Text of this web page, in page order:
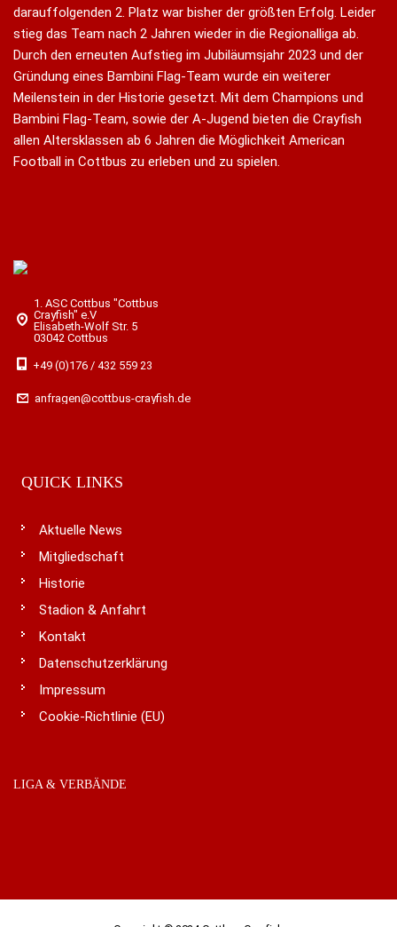
darauffolgenden 2. Platz war bisher der größten Erfolg. Leider
stieg das Team nach 2 Jahren wieder in die Regionalliga ab.
Durch den erneuten Aufstieg im Jubiläumsjahr 2023 und der
Gründung eines Bambini Flag-Team wurde ein weiterer
Meilenstein in der Historie gesetzt. Mit dem Champions und
Bambini Flag-Team, sowie der A-Jugend bieten die Crayfish
allen Altersklassen ab 6 Jahren die Möglichkeit American
Football in Cottbus zu erleben und zu spielen.
1. ASC Cottbus "Cottbus
Crayfish" e.V
Elisabeth-Wolf Str. 5
03042 Cottbus
+49 (0)176 / 432 559 23
anfragen@cottbus-crayfish.de
QUICK LINKS
Aktuelle News
Mitgliedschaft
Historie
Stadion & Anfahrt
Kontakt
Datenschutzerklärung
Impressum
Cookie-Richtlinie (EU)
LIGA & VERBÄNDE